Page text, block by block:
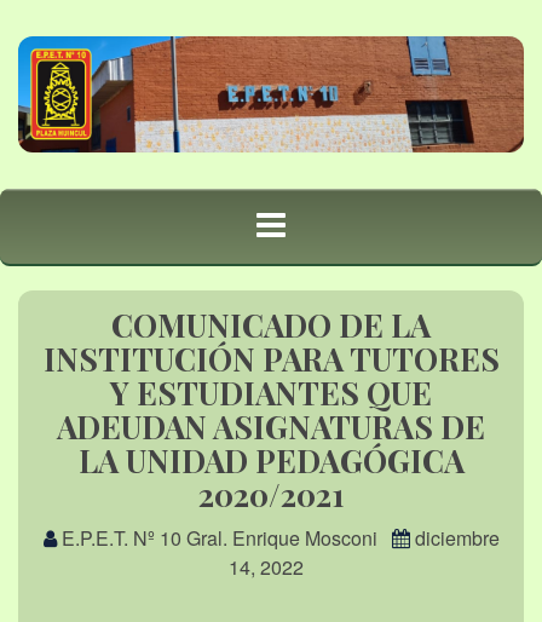
COMUNICADO DE LA
INSTITUCIÓN PARA TUTORES
Y ESTUDIANTES QUE
ADEUDAN ASIGNATURAS DE
LA UNIDAD PEDAGÓGICA
2020/2021
E.P.E.T. Nº 10 Gral. Enrique Mosconi
diciembre
14, 2022